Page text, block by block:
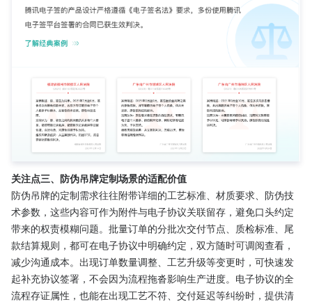
关注点三、防伪吊牌定制场景的适配价值
防伪吊牌的定制需求往往附带详细的工艺标准、材质要求、防伪技
术参数，这些内容可作为附件与电子协议关联留存，避免口头约定
带来的权责模糊问题。批量订单的分批次交付节点、质检标准、尾
款结算规则，都可在电子协议中明确约定，双方随时可调阅查看，
减少沟通成本。出现订单数量调整、工艺升级等变更时，可快速发
起补充协议签署，不会因为流程拖沓影响生产进度。电子协议的全
流程存证属性，也能在出现工艺不符、交付延迟等纠纷时，提供清